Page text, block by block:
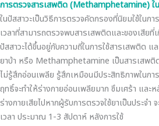
การตรวจสารเสพติด(Methamphetamine)ใ
ในปัสสาวะเป็นวิธีการตรวจคัดกรองที่นิยมใช้ในก
เวลาที่สามารถตรวจพบสารเสพติดและของเสียที่
ปัสสาวะได้ขึ้นอยู่กับความถี่ในการใช้สารเสพติด แ
ยาบ้า หรือ Methamphetamine เป็นสารเสพติ
ไม่รู้สึกอ่อนเพลีย รู้สึกเหมือนมีประสิทธิภาพในก
ฤทธิ์จะทำให้ร่างกายอ่อนเพลียมาก ซึมเศร้า และ
ร่างกายเสียไปหากผู้รับการตรวจใช้ยาเป็นประจำ
เวลา ประมาณ 1-3 สัปดาห์ หลังการใช้